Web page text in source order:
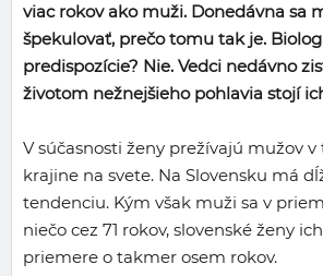
viac rokov ako muži. Donedávna sa
špekulovať, prečo tomu tak je.
predispozície? Nie. Vedci nedávno
životom nežnejšieho pohlavia stojí
V súčasnosti ženy prežívajú mužov
krajine na svete. Na Slovensku má
tendenciu. Kým však muži sa v
niečo cez 71 rokov, slovenské ženy
priemere o takmer osem rokov.